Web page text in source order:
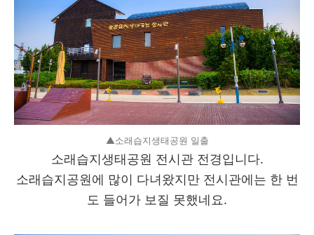
▲소래습지생태공원 일출
소래습지생태공원 전시관 전경입니다.
소래습지공원에 많이 다녀왔지만 전시관에는 한 번
도 들어가 보질 못했네요.